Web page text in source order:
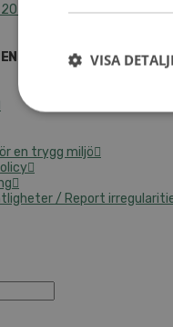
en trygg miljö
/ Report
VISA